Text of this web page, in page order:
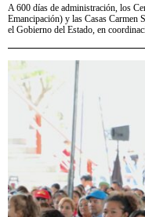
A 600 días de administración, los
Emancipación) y las Casas Carmen
el Gobierno del Estado, en